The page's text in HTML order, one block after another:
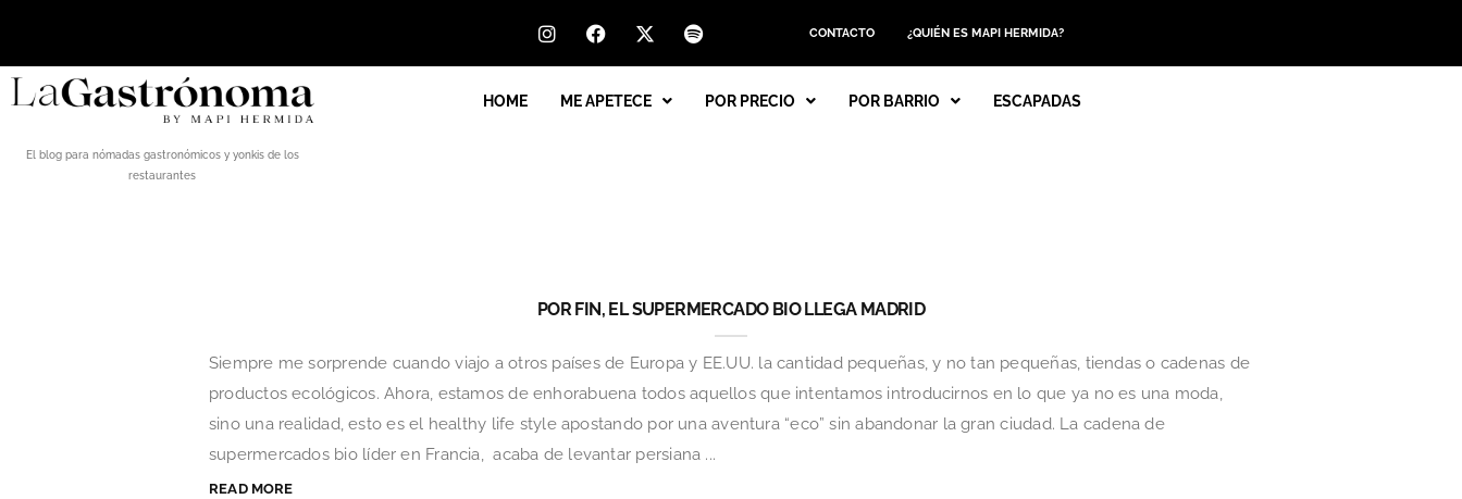
CONTACTO ¿QUIÉN ES MAPI HERMIDA?
El blog para nómadas gastronómicos y yonkis de los
restaurantes
HOME ME APETECE POR PRECIO POR BARRIO ESCAPADAS
POR FIN, EL SUPERMERCADO BIO LLEGA MADRID
Siempre me sorprende cuando viajo a otros países de Europa y EE.UU. la cantidad pequeñas, y no tan pequeñas, tiendas o cadenas de
productos ecológicos. Ahora, estamos de enhorabuena todos aquellos que intentamos introducirnos en lo que ya no es una moda,
sino una realidad, esto es el healthy life style apostando por una aventura “eco” sin abandonar la gran ciudad. La cadena de
supermercados bio líder en Francia, acaba de levantar persiana ...
READ MORE